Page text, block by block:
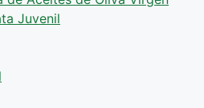
Juvenil